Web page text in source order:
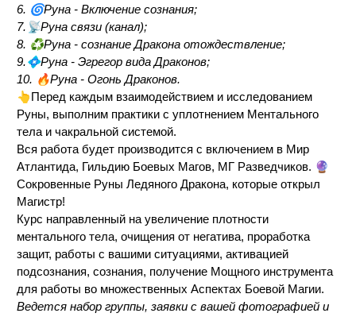
6. 🌀Руна - Включение сознания;
7. 📡Руна связи (канал);
8. ♻️Руна - сознание Дракона отождествление;
9.💠Руна - Эгрегор вида Драконов;
10. 🔥Руна - Огонь Драконов.
👆 Перед каждым взаимодействием и исследованием
Руны, выполним практики с уплотнением Ментального
тела и чакральной системой.
Вся работа будет производится с включением в Мир
Атлантида, Гильдию Боевых Магов, МГ Разведчиков. 🔮
Сокровенные Руны Ледяного Дракона, которые открыл
Магистр!
Курс направленный на увеличение плотности
ментального тела, очищения от негатива, проработка
защит, работы с вашими ситуациями, активацией
подсознания, сознания, получение Мощного инструмента
для работы во множественных Аспектах Боевой Магии.
Ведется набор группы, заявки с вашей фотографией и